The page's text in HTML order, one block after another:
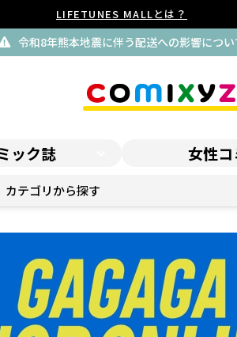
LIFETUNES MALLとは？
令和8年熊本地震に伴う配送への影響につい
ック誌 女性
カテゴリから探す
GAGAGA SHOP ONLINE